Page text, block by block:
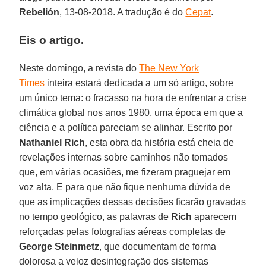
Rebelión, 13-08-2018. A tradução é doCepat.
Eis o artigo.
Neste domingo, a revista doThe New York
Times inteira estará dedicada a um só artigo, sobre
um único tema: o fracasso na hora de enfrentar a crise
climática global nos anos 1980, uma época em que a
ciência e a política pareciam se alinhar. Escrito por
Nathaniel Rich, esta obra da história está cheia de
revelações internas sobre caminhos não tomados
que, em várias ocasiões, me fizeram praguejar em
voz alta. E para que não fique nenhuma dúvida de
que as implicações dessas decisões ficarão gravadas
no tempo geológico, as palavras de Rich aparecem
reforçadas pelas fotografias aéreas completas de
George Steinmetz, que documentam de forma
dolorosa a veloz desintegração dos sistemas